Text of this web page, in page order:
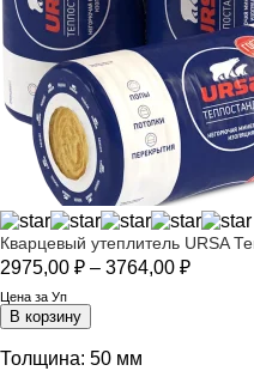
Кварцевый утеплитель URSA
2975,00 ₽ – 3764,00 ₽
Цена за Уп
В корзину
Толщина: 50 мм